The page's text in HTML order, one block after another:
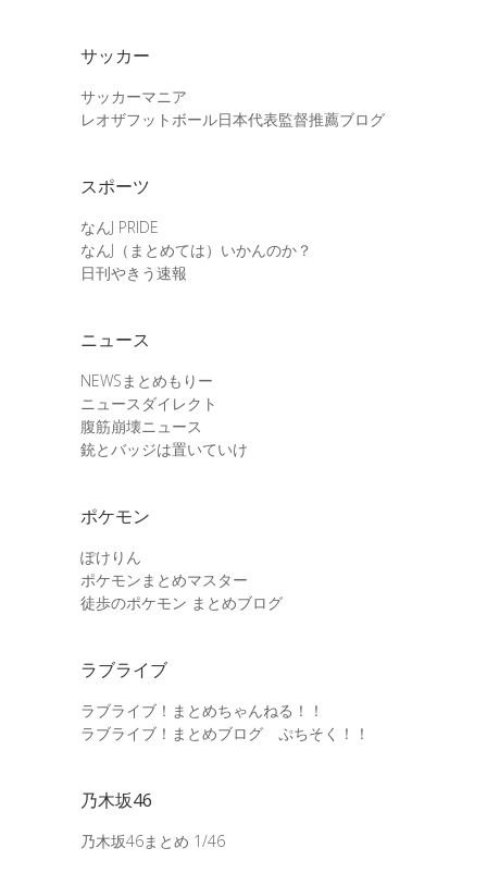
サッカー
サッカーマニア
レオザフットボール日本代表監督推薦ブログ
スポーツ
なんJ PRIDE
なんJ（まとめては）いかんのか？
日刊やきう速報
ニュース
NEWSまとめもりー
ニュースダイレクト
腹筋崩壊ニュース
銃とバッジは置いていけ
ポケモン
ぽけりん
ポケモンまとめマスター
徒歩のポケモン まとめブログ
ラブライブ
ラブライブ！まとめちゃんねる！！
ラブライブ！まとめブログ ぷちそく！！
乃木坂46
乃木坂46まとめ 1/46